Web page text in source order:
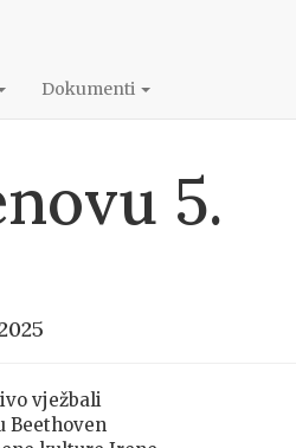
Dokumenti
5.
vježbali
Beethoven